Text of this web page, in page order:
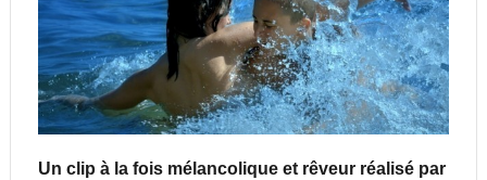
Un clip à la fois mélancolique et rêveur réalisé par